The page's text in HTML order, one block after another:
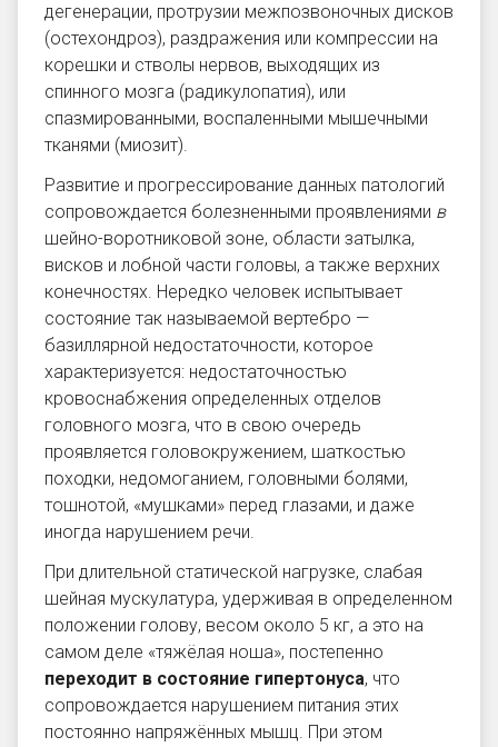
дегенерации, протрузии межпозвоночных дисков
(остехондроз), раздражения или компрессии на
корешки и стволы нервов, выходящих из
спинного мозга (радикулопатия), или
спазмированными, воспаленными мышечными
тканями (миозит).
Развитие и прогрессирование данных патологий
сопровождается болезненными проявлениями в
шейно-воротниковой зоне, области затылка,
висков и лобной части головы, а также верхних
конечностях. Нередко человек испытывает
состояние так называемой вертебро —
базиллярной недостаточности, которое
характеризуется: недостаточностью
кровоснабжения определенных отделов
головного мозга, что в свою очередь
проявляется головокружением, шаткостью
походки, недомоганием, головными болями,
тошнотой, «мушками» перед глазами, и даже
иногда нарушением речи.
При длительной статической нагрузке, слабая
шейная мускулатура, удерживая в определенном
положении голову, весом около 5 кг, а это на
самом деле «тяжёлая ноша», постепенно
переходит в состояние гипертонуса, что
сопровождается нарушением питания этих
постоянно напряжённых мышц. При этом